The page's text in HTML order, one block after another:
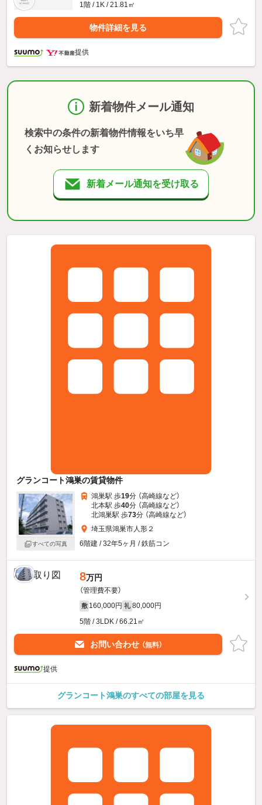
1階 / 1K / 21.81㎡
物件詳細を見る
提供
新着物件メール通知
検索中の条件の新着物件情報をいち早
くお知らせします
新着メール通知を受け取る
グランコート鴻巣の賃貸物件
すべての写真
鴻巣駅 歩19分 （高崎線など）
北本駅 歩40分 （高崎線など）
北鴻巣駅 歩73分 （高崎線など）
埼玉県鴻巣市人形２
6階建 / 32年5ヶ月 / 鉄筋コン
8万円
（管理費不要）
敷 160,000円 礼 80,000円
5階 / 3LDK / 66.21㎡
お問い合わせ （無料）
提供
グランコート鴻巣のすべての部屋を見る